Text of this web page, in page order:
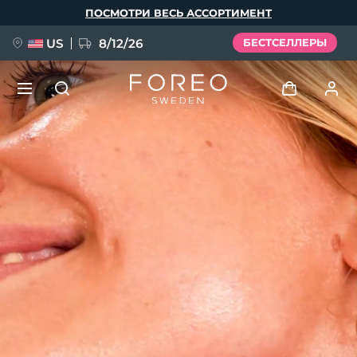
ПОСМОТРИ ВЕСЬ АССОРТИМЕНТ
US 8/12/26 БЕСТСЕЛЛЕРЫ
Войти
Профиль пользователя
Мои адреса
НОВИНКА
FAQ™ Pure Beauty-Tech Elixir
BREAKING NEWS
issa™ Teeth Whitening Set
Язык
English
Français
Polski
Русский
简体中文 繁體中文